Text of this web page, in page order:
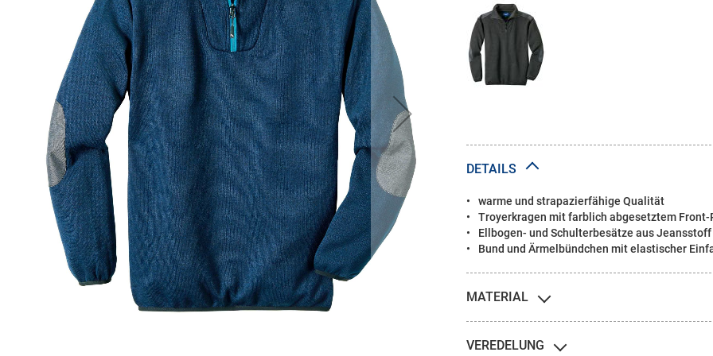
DETAILS
warme und strapazierfähige Qualität
Troyerkragen mit farblich abgesetztem Front-
Ellbogen- und Schulterbesätze aus Jeansstoff
Bund und Ärmelbündchen mit elastischer
MATERIAL
VEREDELUNG